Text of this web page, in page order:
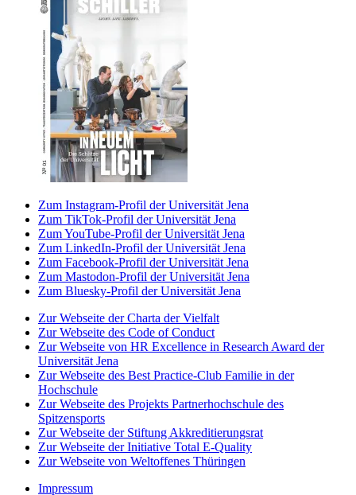
Zum Instagram-Profil der Universität Jena
Zum TikTok-Profil der Universität Jena
Zum YouTube-Profil der Universität Jena
Zum LinkedIn-Profil der Universität Jena
Zum Facebook-Profil der Universität Jena
Zum Mastodon-Profil der Universität Jena
Zum Bluesky-Profil der Universität Jena
Zur Webseite der Charta der Vielfalt
Zur Webseite des Code of Conduct
Zur Webseite von HR Excellence in Research Award der
Universität Jena
Zur Webseite des Best Practice-Club Familie in der
Hochschule
Zur Webseite des Projekts Partnerhochschule des
Spitzensports
Zur Webseite der Stiftung Akkreditierungsrat
Zur Webseite der Initiative Total E-Quality
Zur Webseite von Weltoffenes Thüringen
Impressum